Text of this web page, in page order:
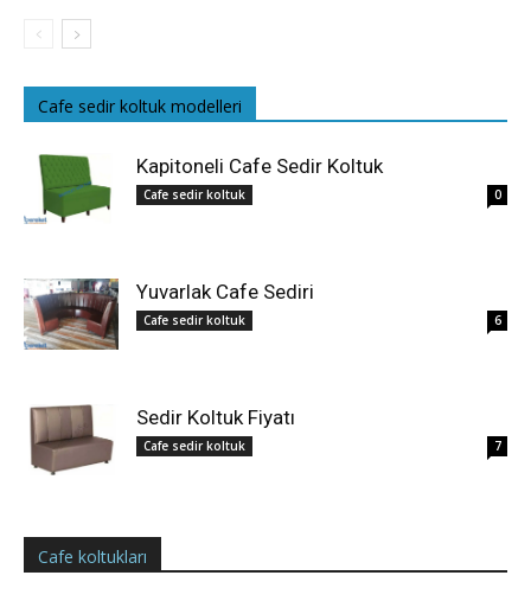
Cafe sedir koltuk modelleri
Kapitoneli Cafe Sedir Koltuk
Cafe sedir koltuk 0
Yuvarlak Cafe Sediri
Cafe sedir koltuk 6
Sedir Koltuk Fiyatı
Cafe sedir koltuk 7
Cafe koltukları